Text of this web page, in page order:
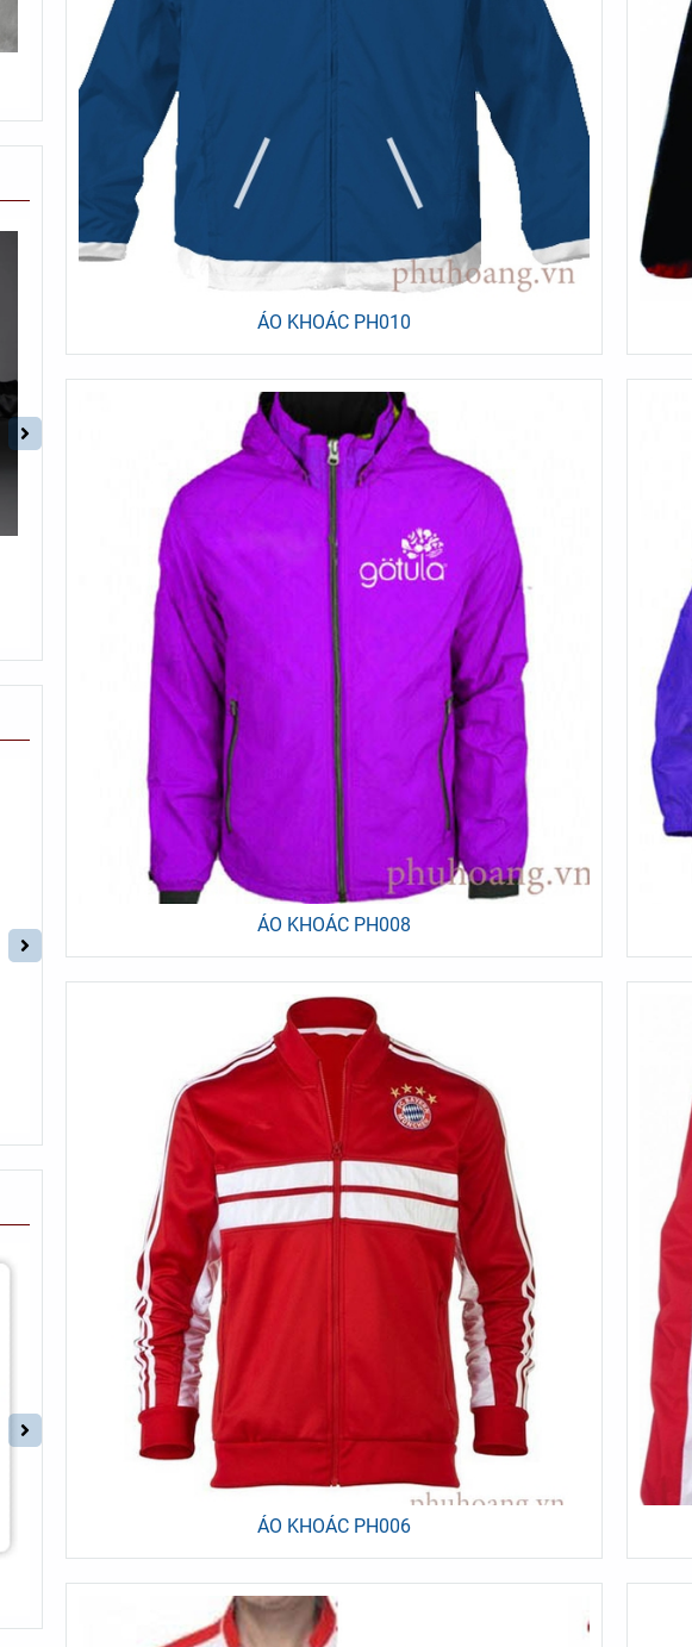
ÁO KHOÁC PH010
ÁO KHOÁC PH008
ÁO KHOÁC PH006
ÁO BẾP NHẬT PH004
BỘ QUẦN ÁO QUÂY SPA NÚT BẤM
MÀU NÂU CÀ PHÊ
150.000đ
-25%
BỘ QUẦN ÁO QUÂY SPA NÚT
MÀU NÂU
ĐỒNG PHỤC XÂY DỰNG PH019 ĐỒNG PHỤC XÂY DỰNG
ĐỒNG PHỤC ĐIỀU DƯỠNG PH005 ĐỒNG PHỤC Y TÁ PH007